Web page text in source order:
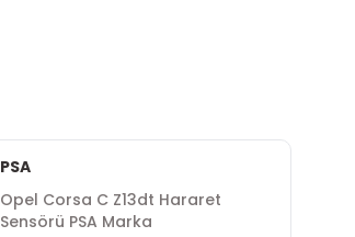
PSA
Opel Corsa C Z13dt Hararet
Sensörü PSA Marka